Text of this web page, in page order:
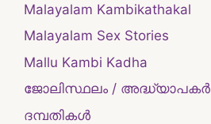
Malayalam Kambikathakal
Malayalam Sex Stories
Mallu Kambi Kadha
ജോലിസ്ഥലം / അദ്ധ്യാപകർ
ദമ്പതികള്‍